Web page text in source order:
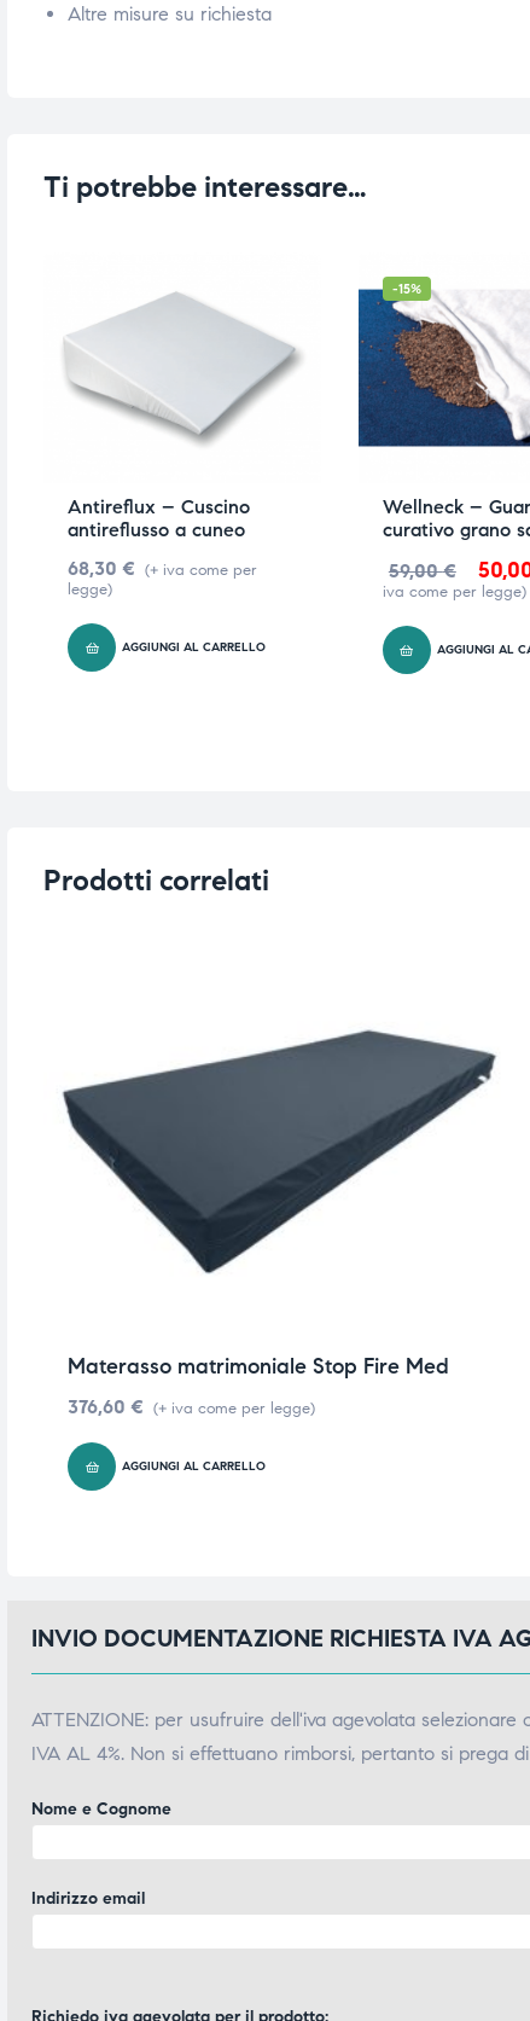
Altre misure su richiesta
Ti potrebbe interessare…
Antireflux – Cuscino
antireflusso a cuneo
68,30 € (+ iva come per
legge)
AGGIUNGI AL CARRELLO
-15%
Wellneck –
curativo grano
59,00€
iva come per legge)
AGGIUNGI AL
Prodotti correlati
Materasso matrimoniale Stop Fire Med
376,60 € (+ iva come per legge)
AGGIUNGI AL CARRELLO
INVIO DOCUMENTAZIONE RICHIESTA IVA
ATTENZIONE: per usufruire dell'iva agevolata
IVA AL 4%. Non si effettuano rimborsi, pertanto si prega
Nome e Cognome
Indirizzo email